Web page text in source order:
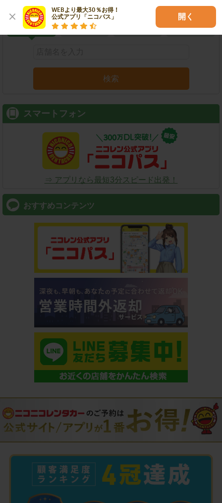
WEBより最大30％お得！
公式アプリ「ニコパス」
開く
店舗名 駅名 空港名
検索
スマートフォン
⇒ アプリなら最短3分スピード出発！
おすすめコンテンツ